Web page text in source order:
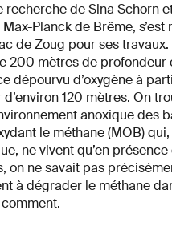
recherche de Sina Schorn
Planck de Brême, s’est
de Zoug pour ses travaux.
200 mètres de profondeur
dépourvu d’oxygène à
120 mètres. On
anoxique des
le méthane (MOB)
ne vivent qu’en présence
on ne savait pas
à dégrader le méthane